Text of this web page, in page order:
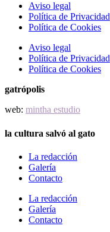
Aviso legal
Política de Privacidad
Política de Cookies
Aviso legal
Política de Privacidad
Política de Cookies
gatrópolis
web: mintha estudio
la cultura salvó al gato
La redacción
Galería
Contacto
La redacción
Galería
Contacto